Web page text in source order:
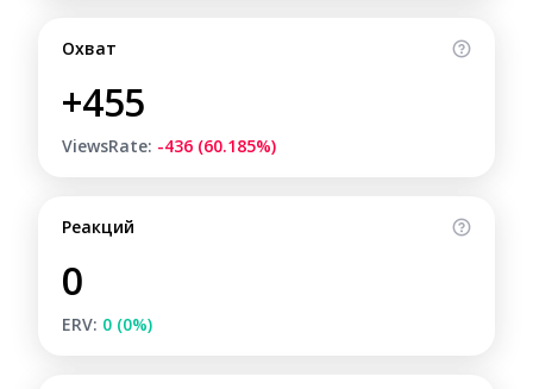
Охват
+455
ViewsRate: -436 (60.185%)
Реакций
0
ERV: 0 (0%)